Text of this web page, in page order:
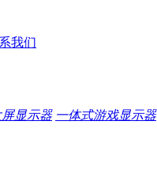
我们
屏显示器 一体式游戏显示器